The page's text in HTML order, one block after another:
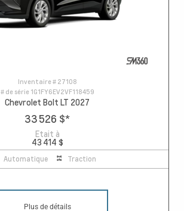
Inventaire # 27108
# de série 1G1FY6EV2VF118459
Chevrolet Bolt LT 2027
33 526 $*
Etait à
43 414 $
Automatique Traction
Plus de détails